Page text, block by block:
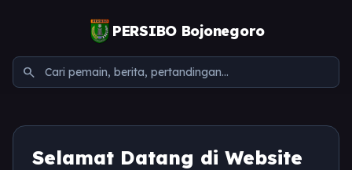
PERSIBO Bojonegoro
search
Selamat Datang di Website